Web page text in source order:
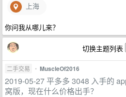
上海
你问我从哪儿来？
切换主题列表
二手交易 • MuscleOf2016
2019-05-27 平多多 3048 入手的
窝版，现在什么价格出手？